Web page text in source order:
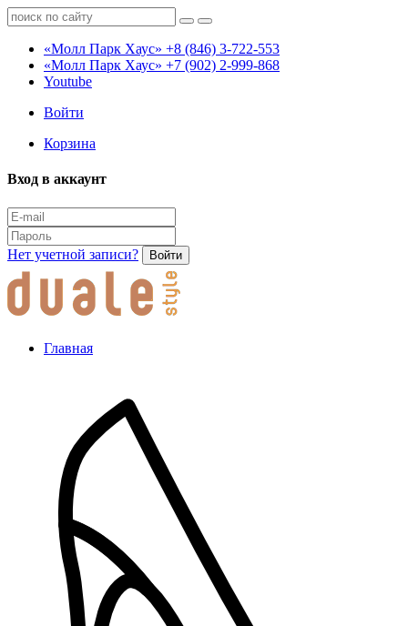
«Молл Парк Хаус» +8 (846) 3-722-553
«Молл Парк Хаус» +7 (902) 2-999-868
Youtube
Войти
Корзина
Вход в аккаунт
Нет учетной записи? Войти
Главная